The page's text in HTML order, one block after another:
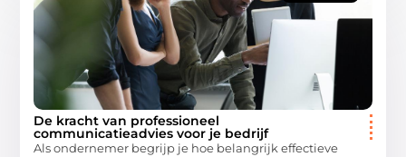
De kracht van professioneel
communicatieadvies voor je bedrijf
Als ondernemer begrijp je hoe belangrijk effectieve